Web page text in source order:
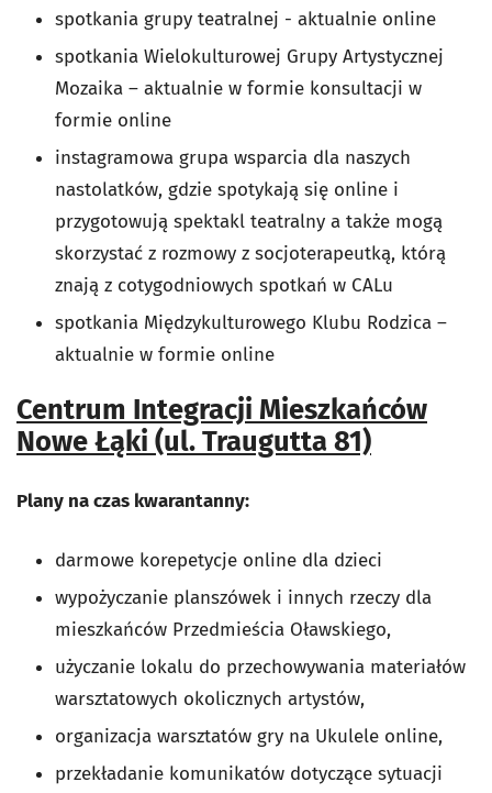
spotkania grupy teatralnej - aktualnie online
spotkania Wielokulturowej Grupy Artystycznej
Mozaika – aktualnie w formie konsultacji w
formie online
instagramowa grupa wsparcia dla naszych
nastolatków, gdzie spotykają się online i
przygotowują spektakl teatralny a także mogą
skorzystać z rozmowy z socjoterapeutką, którą
znają z cotygodniowych spotkań w CALu
spotkania Międzykulturowego Klubu Rodzica –
aktualnie w formie online
Centrum Integracji Mieszkańców
Nowe Łąki (ul. Traugutta 81)
Plany na czas kwarantanny:
darmowe korepetycje online dla dzieci
wypożyczanie planszówek i innych rzeczy dla
mieszkańców Przedmieścia Oławskiego,
użyczanie lokalu do przechowywania materiałów
warsztatowych okolicznych artystów,
organizacja warsztatów gry na Ukulele online,
przekładanie komunikatów dotyczące sytuacji